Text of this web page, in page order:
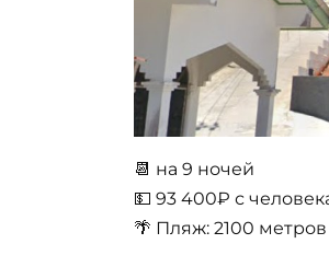
📆 на 9 ночей
💵 93 400₽ с
🌴 Пляж: 2100 метров